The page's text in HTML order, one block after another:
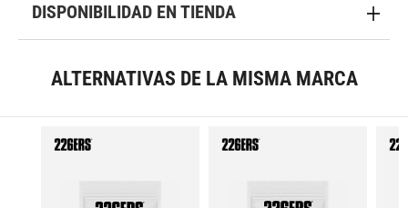
DISPONIBILIDAD EN TIENDA
ALTERNATIVAS DE LA MISMA MARCA